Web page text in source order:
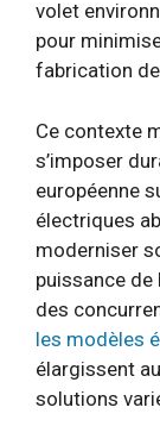
volet
pour
fabrication
Ce contexte
s’imposer
européenne
électriques
moderniser
puissance
des
les modèles
élargissent
solutions